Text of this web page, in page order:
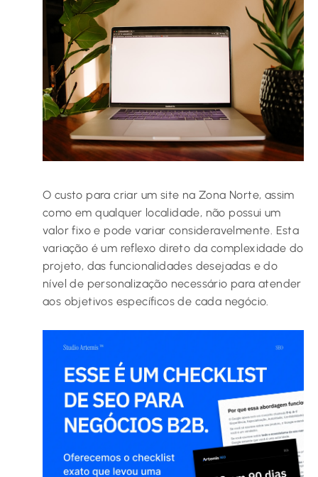
O custo para criar um site na Zona Norte, assim
como em qualquer localidade, não possui um
valor fixo e pode variar consideravelmente. Esta
variação é um reflexo direto da complexidade do
projeto, das funcionalidades desejadas e do
nível de personalização necessário para atender
aos objetivos específicos de cada negócio.